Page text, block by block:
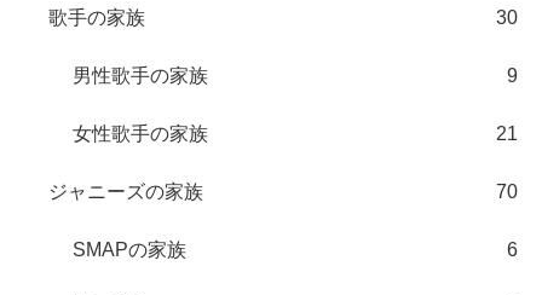
歌手の家族 30
男性歌手の家族 9
女性歌手の家族 21
ジャニーズの家族 70
SMAPの家族 6